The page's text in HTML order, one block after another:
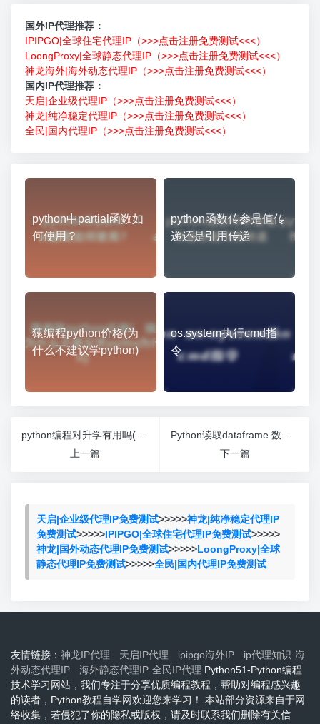
国外IP代理推荐：
IPIPGO|全球住宅代理IP（>>>点击注册免费测试<<<）
LoongProxy|全球静态代理IP（>>>点击注册免费测试<<<）
神龙海外|海外动态代理IP（>>>点击注册免费测试<<<）
国内IP代理推荐：
天启|企业级代理IP（>>>点击注册免费测试<<<）
神龙|纯净稳定代理IP（>>>点击注册免费测试<<<）
全民|国内代理IP（>>>点击注册免费测试<<<）
python中partial函数如
何使用？
python函数传参是值传
递还是引用传递
猿编程python价格(为
什么不建议学python)
os.system执行cmd指
令
上一篇
下一篇
天启|企业级代理IP免费测试>>>>>神龙|纯净稳定代理IP
免费测试>>>>>IPIPGO|全球住宅代理IP免费测试>>>>>
神龙|国外动态代理IP免费测试>>>>>LoongProxy|全球
静态代理IP免费测试>>>>>全民|国内代理IP免费测试
友情链接： 神龙IP代理 天启IP代理 ipipgo海外IP ip代理知识 海
外动态代理IP
海外静态代理IP 全民IP代理 Python51-Python编程
技术学习网站，我们专注于分享优质编程教程，帮助对编程感兴趣
的读者，Python教程自学网欢迎您来学习！ 本站部分资源来自于网
络收集，若侵犯了你的隐私或版权，请及时联系我们删除有关信